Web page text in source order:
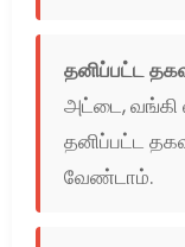
தனிப்பட்ட
அட்டை, வங்கி
தனிப்பட்ட
வேண்டாம்.